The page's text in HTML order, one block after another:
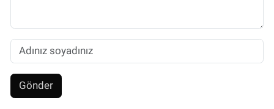
Gönder